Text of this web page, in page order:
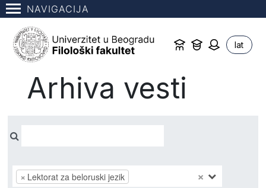
NAVIGACIJA
lat
Arhiva vesti
×
× Lektorat za beloruski jezik